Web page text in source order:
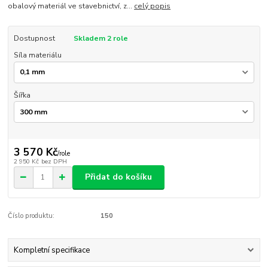
obalový materiál ve stavebnictví, z... celý popis
Dostupnost
Skladem 2 role
Síla materiálu
Šířka
3 570 Kč/role
2 950 Kč bez DPH
Přidat do košíku
Číslo produktu: 150
Kompletní specifikace